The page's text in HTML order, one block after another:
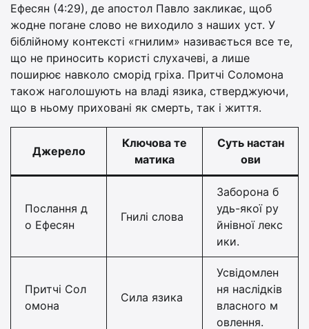
Ефесян (4:29), де апостол Павло закликає, щоб
жодне погане слово не виходило з наших уст. У
біблійному контексті «гнилим» називається все те,
що не приносить користі слухачеві, а лише
поширює навколо сморід гріха. Притчі Соломона
також наголошують на владі язика, стверджуючи,
що в ньому приховані як смерть, так і життя.
Джерело
Ключова те
матика
Суть настан
ови
Послання д
о Ефесян
Гнилі слова
Заборона б
удь-якої ру
йнівної лекс
ики.
Притчі Сол
омона
Сила язика
Усвідомлен
ня наслідків
власного м
овлення.